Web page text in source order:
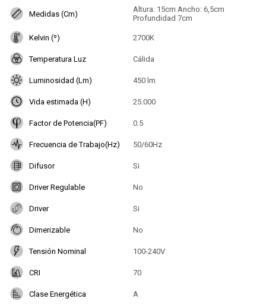
Medidas (Cm)
Altura: 15cm Ancho: 6,5cm
Profundidad 7cm
Kelvin (º) 2700K
Temperatura Luz Cálida
Luminosidad (Lm) 450 lm
Vida estimada (H) 25.000
Factor de Potencia(PF) 0.5
Frecuencia de Trabajo(Hz) 50/60Hz
Difusor Si
Driver Regulable No
Driver Si
Dimerizable No
Tensión Nominal 100-240V
CRI 70
Clase Energética A